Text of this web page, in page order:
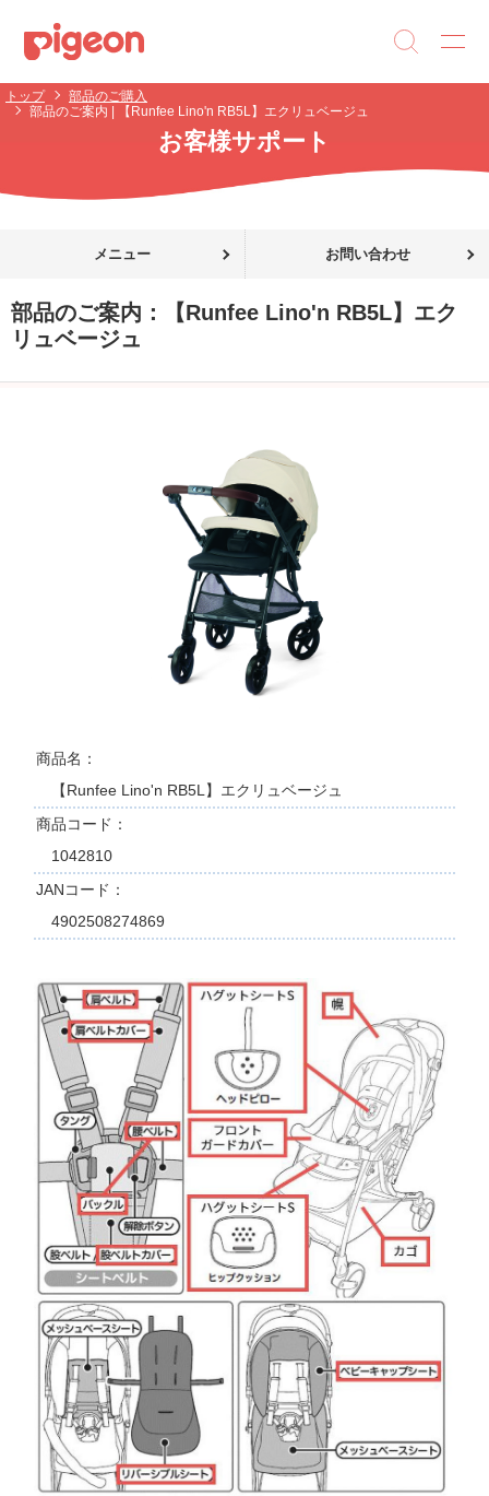
トップ
部品のご購入
部品のご案内 | 【Runfee Lino'n RB5L】エクリュベージュ
お客様サポート
メニュー お問い合わせ
部品のご案内：
【Runfee Lino'n RB5L】エク
リュベージュ
商品名
【Runfee Lino'n RB5L】エクリュベージュ
商品コード
1042810
JANコード
4902508274869